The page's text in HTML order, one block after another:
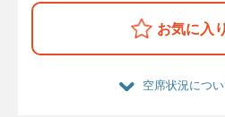
お気に入
空席状況につ